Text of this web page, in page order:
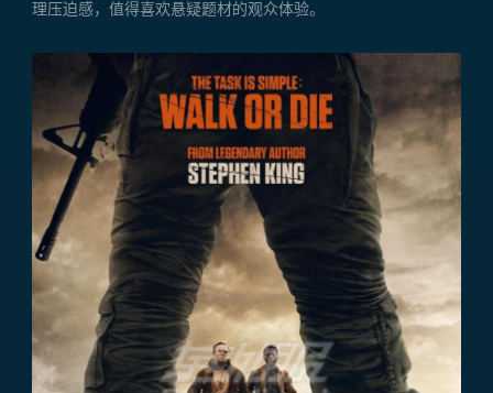
理压迫感，值得喜欢悬疑题材的观众体验。